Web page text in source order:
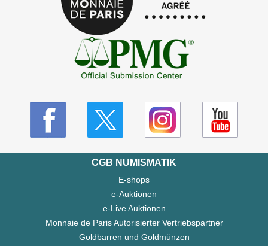
CGB NUMISMATIK
E-shops
e-Auktionen
e-Live Auktionen
Monnaie de Paris Autorisierter Vertriebspartner
Goldbarren und Goldmünzen